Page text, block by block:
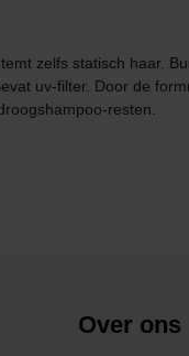
zelfs statisch haar.
uv-filter. Door de
resten.
Over ons